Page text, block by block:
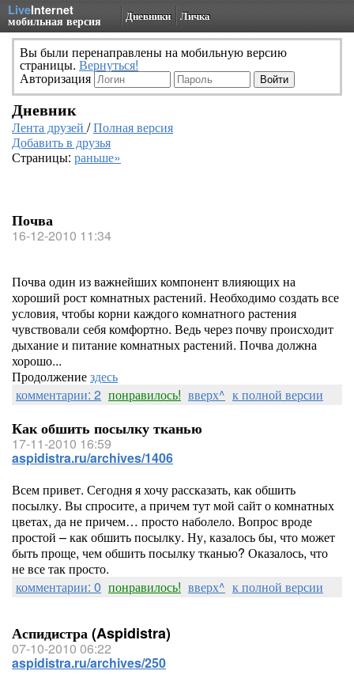
LiveInternet
мобильная версия Дневники Личка
Вы были перенаправлены на мобильную версию
страницы. Вернуться!
Авторизация
Дневник
Лента друзей /Полная версия
Добавить в друзья
Страницы: раньше»
Почва
16-12-2010 11:34
Почва один из важнейших компонент влияющих на
хороший рост комнатных растений. Необходимо создать все
условия, чтобы корни каждого комнатного растения
чувствовали себя комфортно. Ведь через почву происходит
дыхание и питание комнатных растений. Почва должна
хорошо...
Продолжениездесь
комментарии: 2 понравилось! вверх^ к полной версии
Как обшить посылку тканью
17-11-2010 16:59
aspidistra.ru/archives/1406
Всем привет. Сегодня я хочу рассказать, как обшить
посылку. Вы спросите, а причем тут мой сайт о комнатных
цветах, да не причем… просто наболело. Вопрос вроде
простой – как обшить посылку. Ну, казалось бы, что может
быть проще, чем обшить посылку тканью? Оказалось, что
не все так просто.
комментарии: 0 понравилось! вверх^ к полной версии
Аспидистра (Aspidistra)
07-10-2010 06:22
aspidistra.ru/archives/250